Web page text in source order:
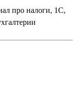
про налоги, 1С,